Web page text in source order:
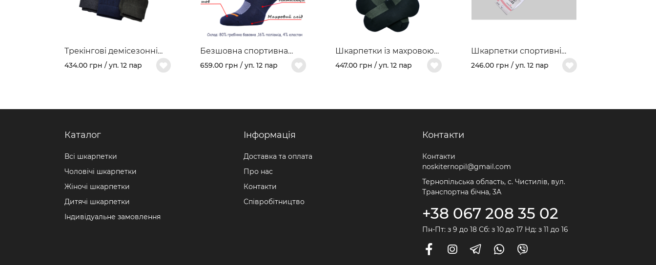
Трекінгові демісезонні
шкарпетки арт. 403В
434.00 грн / уп. 12 пар
Безшовна спортивна
модель з гребінної
659.00 грн / уп. 12 пар
Шкарпетки із махровою
стопою "FREEDOM" арт.
447.00 грн / уп. 12 пар
Шкарпетки спортивні
патріотичні жіночі "Мапа
246.00 грн / уп. 12 пар
Каталог
Всі шкарпетки
Чоловічі шкарпетки
Жіночі шкарпетки
Дитячі шкарпетки
Індивідуальне замовлення
Iнформація
Доставка та оплата
Про нас
Контакти
Співробітництво
Контакти
Контакти
noskiternopil@gmail.com
Тернопільська область, с. Чистилів, вул.
Транспортна бічна, 3А
+38 067 208 35 02
Пн-Пт: з 9 до 18 Сб: з 10 до 17 Нд: з 11 до 16